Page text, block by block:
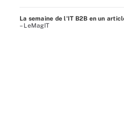
La semaine de l'IT B2B en un
– LeMagIT